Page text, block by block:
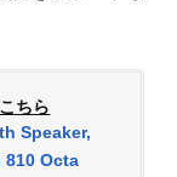
ちら
Speaker,
810 Octa